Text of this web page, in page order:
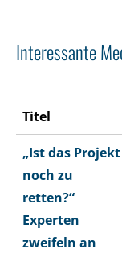
Interessante
Titel
„Ist das Projekt
noch zu
retten?“
Experten
zweifeln an